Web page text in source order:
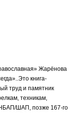
Жарёнова
книга-
труд и памятник
техникам,
ШАП, позже 167-го